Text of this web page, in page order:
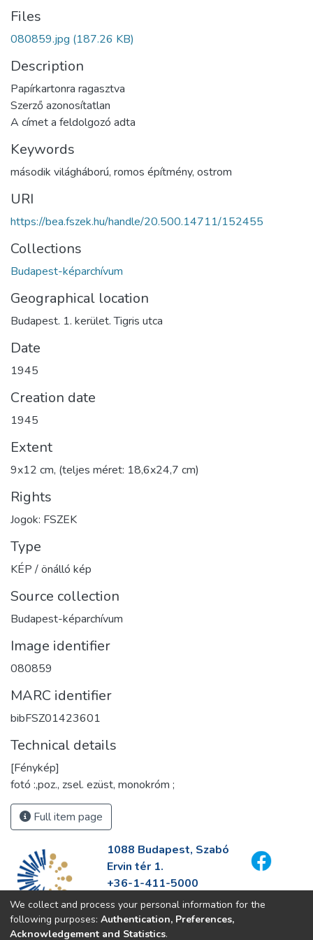
Files
080859.jpg (187.26 KB)
Description
Papírkartonra ragasztva
Szerző azonosítatlan
A címet a feldolgozó adta
Keywords
második világháború, romos építmény, ostrom
URI
https://bea.fszek.hu/handle/20.500.14711/152455
Collections
Budapest-képarchívum
Geographical location
Budapest. 1. kerület. Tigris utca
Date
1945
Creation date
1945
Extent
9x12 cm, (teljes méret: 18,6x24,7 cm)
Rights
Jogok: FSZEK
Type
KÉP / önálló kép
Source collection
Budapest-képarchívum
Image identifier
080859
MARC identifier
bibFSZ01423601
Technical details
[Fénykép]
fotó :,poz., zsel. ezüst, monokróm ;
Full item page
1088 Budapest, Szabó
Ervin tér 1.
+36-1-411-5000
info@fszek.hu
https://fszek.hu
We collect and process your personal information for the
following purposes: Authentication, Preferences,
Acknowledgement and Statistics.